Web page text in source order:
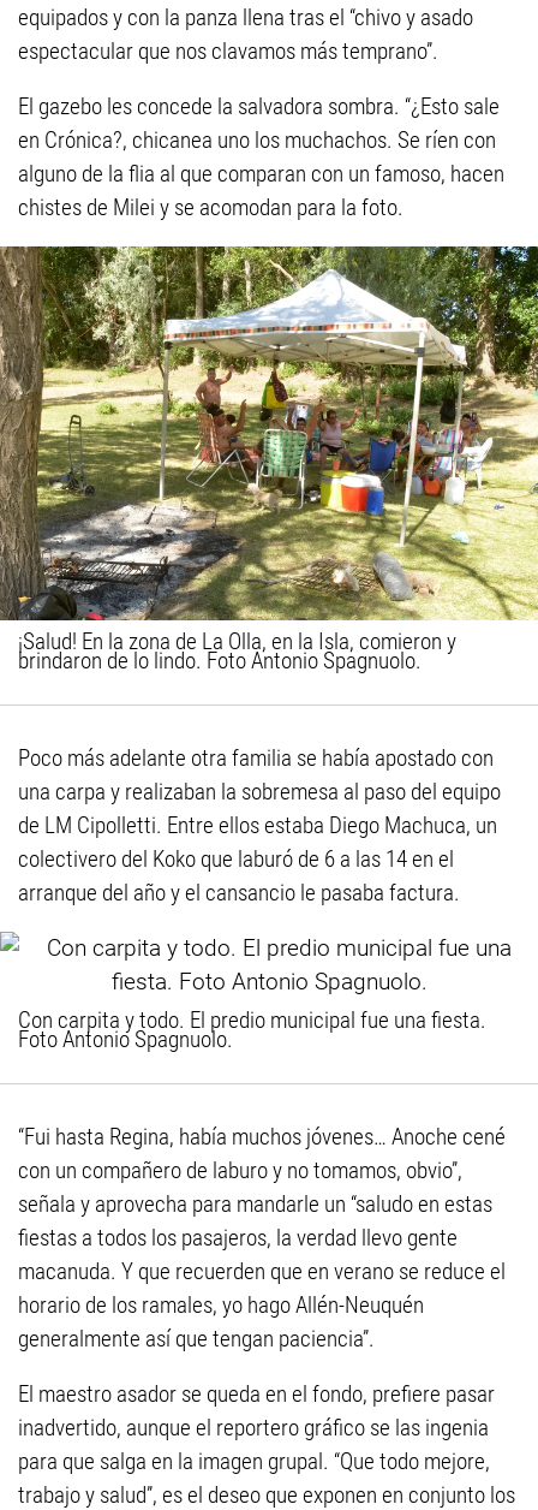
equipados y con la panza llena tras el “chivo y asado
espectacular que nos clavamos más temprano”.
El gazebo les concede la salvadora sombra. “¿Esto sale
en Crónica?, chicanea uno los muchachos. Se ríen con
alguno de la flia al que comparan con un famoso, hacen
chistes de Milei y se acomodan para la foto.
¡Salud! En la zona de La Olla, en la Isla, comieron y
brindaron de lo lindo. Foto Antonio Spagnuolo.
Poco más adelante otra familia se había apostado con
una carpa y realizaban la sobremesa al paso del equipo
de LM Cipolletti. Entre ellos estaba Diego Machuca, un
colectivero del Koko que laburó de 6 a las 14 en el
arranque del año y el cansancio le pasaba factura.
Con carpita y todo. El predio municipal fue una fiesta.
Foto Antonio Spagnuolo.
“Fui hasta Regina, había muchos jóvenes… Anoche cené
con un compañero de laburo y no tomamos, obvio”,
señala y aprovecha para mandarle un “saludo en estas
fiestas a todos los pasajeros, la verdad llevo gente
macanuda. Y que recuerden que en verano se reduce el
horario de los ramales, yo hago Allén-Neuquén
generalmente así que tengan paciencia”.
El maestro asador se queda en el fondo, prefiere pasar
inadvertido, aunque el reportero gráfico se las ingenia
para que salga en la imagen grupal. “Que todo mejore,
trabajo y salud”, es el deseo que exponen en conjunto los